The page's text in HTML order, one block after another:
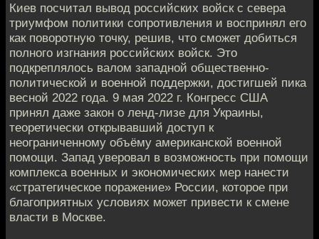
Киев посчитал вывод российских войск с севера
триумфом политики сопротивления и воспринял его
как поворотную точку, решив, что сможет добиться
полного изгнания российских войск. Это
подкреплялось валом западной общественно-
политической и военной поддержки, достигшей пика
весной 2022 года. 9 мая 2022 г. Конгресс США
принял даже закон о ленд-лизе для Украины,
теоретически открывавший доступ к
неограниченному объёму американской военной
помощи. Запад уверовал в возможность при помощи
комплекса военных и экономических мер нанести
«стратегическое поражение» России, которое при
благоприятных условиях может привести к смене
власти в Москве.